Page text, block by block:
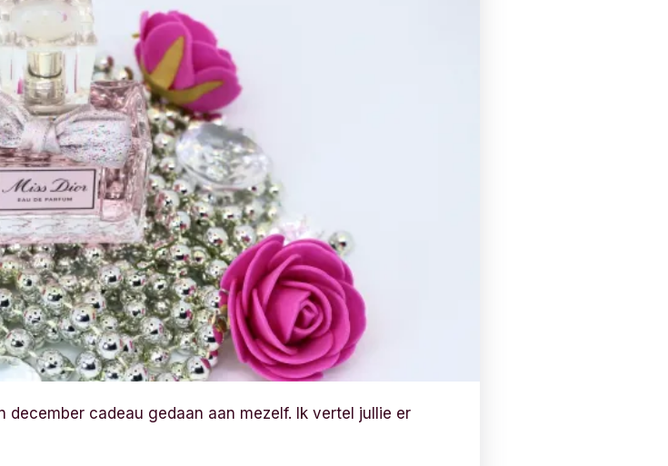
december cadeau gedaan aan mezelf. Ik vertel jullie er